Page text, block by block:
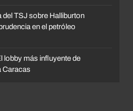
del TSJ sobre Halliburton
en el petróleo
lobby más influyente de
Caracas